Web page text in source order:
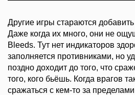
Другие игры стараются
Даже когда их много, они не
Bleeds. Тут нет индикаторов
заполняется противниками, но
поздно доходит до того, что
того, кого бьёшь. Когда врагов
сражаться с кем-то за